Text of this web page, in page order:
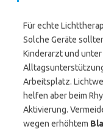
Für echte
Solche Geräte
Kinderarzt und
Arbeitsplatz.
helfen aber beim
Aktivierung.
wegen erhöhtem